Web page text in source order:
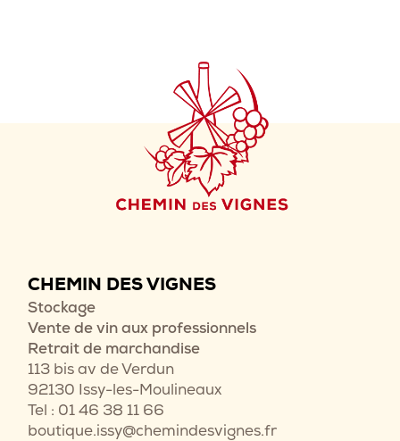
CHEMIN DES VIGNES
Stockage
Vente de vin aux professionnels
Retrait de marchandise
113 bis av de Verdun
92130 Issy-les-Moulineaux
Tel : 01 46 38 11 66
boutique.issy@chemindesvignes.fr